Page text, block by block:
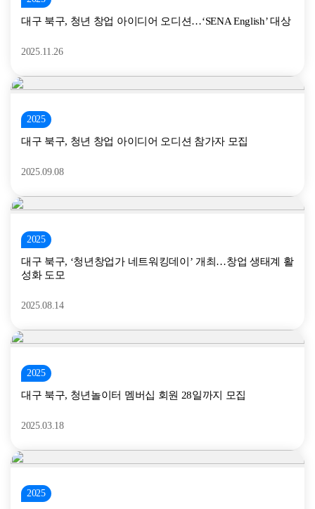
대구 북구, 청년 창업 아이디어 오디션…‘SENA English’ 대상
2025.11.26
2025
대구 북구, 청년 창업 아이디어 오디션 참가자 모집
2025.09.08
2025
대구 북구, ‘청년창업가 네트워킹데이’ 개최…창업 생태계 활
성화 도모
2025.08.14
2025
대구 북구, 청년놀이터 멤버십 회원 28일까지 모집
2025.03.18
2025